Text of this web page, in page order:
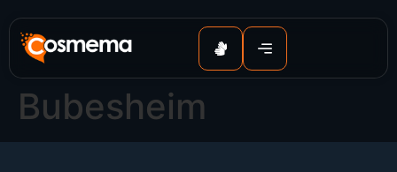
springen
Bubesheim